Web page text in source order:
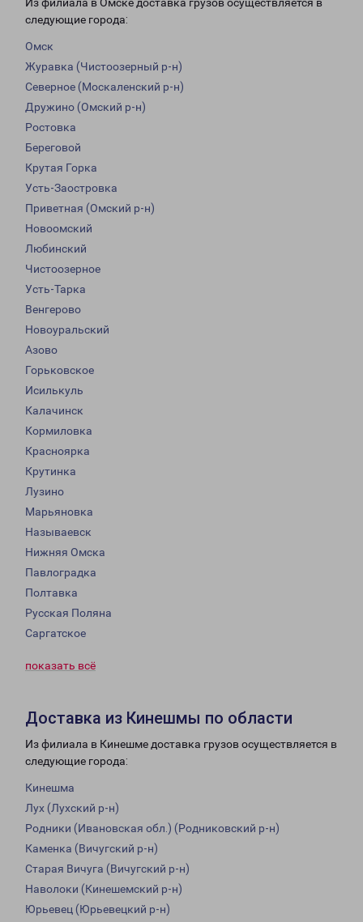
Из филиала в Омске доставка грузов осуществляется в
следующие города:
Омск
Журавка (Чистоозерный р-н)
Северное (Москаленский р-н)
Дружино (Омский р-н)
Ростовка
Береговой
Крутая Горка
Усть-Заостровка
Приветная (Омский р-н)
Новоомский
Любинский
Чистоозерное
Усть-Тарка
Венгерово
Новоуральский
Азово
Горьковское
Исилькуль
Калачинск
Кормиловка
Красноярка
Крутинка
Лузино
Марьяновка
Называевск
Нижняя Омска
Павлоградка
Полтавка
Русская Поляна
Саргатское
показать всё
Доставка из Кинешмы по области
Из филиала в Кинешме доставка грузов осуществляется в
следующие города:
Кинешма
Лух (Лухский р-н)
Родники (Ивановская обл.) (Родниковский р-н)
Каменка (Вичугский р-н)
Старая Вичуга (Вичугский р-н)
Наволоки (Кинешемский р-н)
Юрьевец (Юрьевецкий р-н)